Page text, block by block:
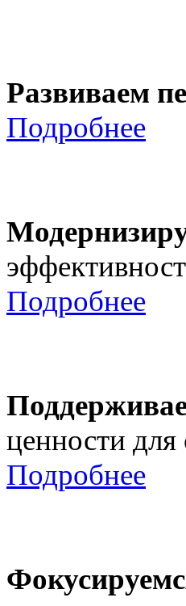
Развиваем
Подробнее
Подробнее
ценности для
Подробнее